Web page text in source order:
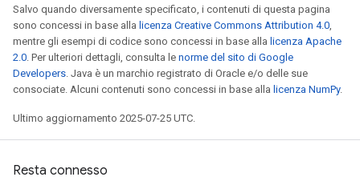
Salvo quando diversamente specificato, i contenuti di questa pagina
sono concessi in base alla licenza Creative Commons Attribution 4.0,
mentre gli esempi di codice sono concessi in base alla licenza Apache
2.0. Per ulteriori dettagli, consulta le norme del sito di Google
Developers. Java è un marchio registrato di Oracle e/o delle sue
consociate. Alcuni contenuti sono concessi in base alla licenza NumPy.
Ultimo aggiornamento 2025-07-25 UTC.
Resta connesso